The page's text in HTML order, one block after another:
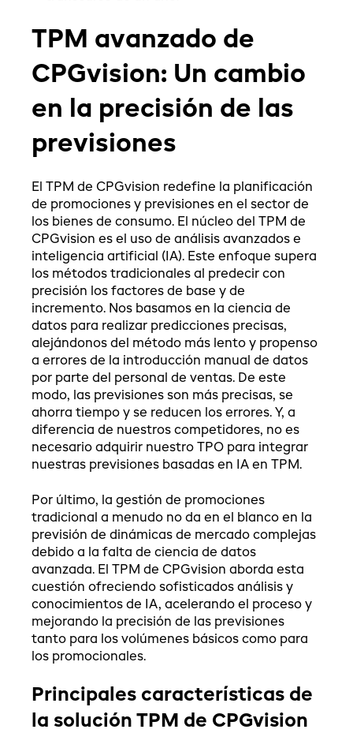
TPM avanzado de
CPGvision: Un cambio
en la precisión de las
previsiones
El TPM de CPGvision redefine la planificación
de promociones y previsiones en el sector de
los bienes de consumo. El núcleo del TPM de
CPGvision es el uso de análisis avanzados e
inteligencia artificial (IA). Este enfoque supera
los métodos tradicionales al predecir con
precisión los factores de base y de
incremento. Nos basamos en la ciencia de
datos para realizar predicciones precisas,
alejándonos del método más lento y propenso
a errores de la introducción manual de datos
por parte del personal de ventas. De este
modo, las previsiones son más precisas, se
ahorra tiempo y se reducen los errores. Y, a
diferencia de nuestros competidores, no es
necesario adquirir nuestro TPO para integrar
nuestras previsiones basadas en IA en TPM.
Por último, la gestión de promociones
tradicional a menudo no da en el blanco en la
previsión de dinámicas de mercado complejas
debido a la falta de ciencia de datos
avanzada. El TPM de CPGvision aborda esta
cuestión ofreciendo sofisticados análisis y
conocimientos de IA, acelerando el proceso y
mejorando la precisión de las previsiones
tanto para los volúmenes básicos como para
los promocionales.
Principales características de
la solución TPM de CPGvision